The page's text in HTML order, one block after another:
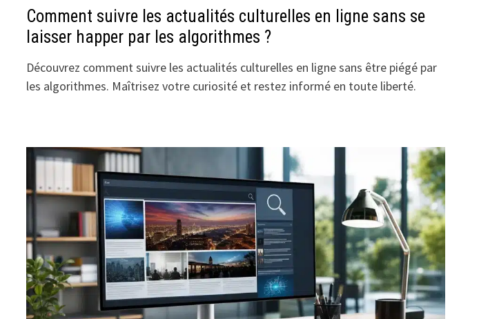
Comment suivre les actualités culturelles en ligne sans se
laisser happer par les algorithmes ?
Découvrez comment suivre les actualités culturelles en ligne sans être piégé par
les algorithmes. Maîtrisez votre curiosité et restez informé en toute liberté.